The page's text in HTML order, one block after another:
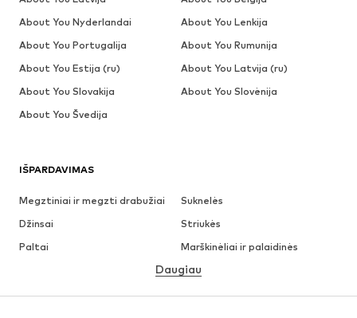
IŠPARDAVIMAS
Megztiniai ir megzti drabužiai
Suknelės
Džinsai
Striukės
Paltai
Marškinėliai ir palaidinės
Apatiniai
Sijonai
Palaidinės ir tunikos
Daugiau
About You Nyderlandai
About You Lenkija
About You Portugalija
About You Rumunija
About You Estija (ru)
About You Latvija (ru)
About You Slovakija
About You Slovėnija
About You Švedija